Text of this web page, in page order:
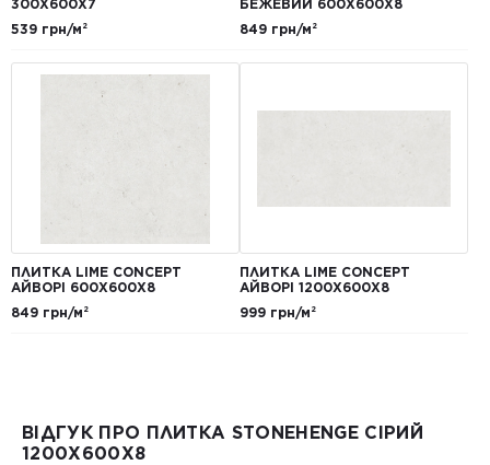
300Х600Х7
539 грн/м²
БЕЖЕВИЙ 600Х600Х8
849 грн/м²
ПЛИТКА LIME CONCEPT
АЙВОРІ 600Х600Х8
849 грн/м²
ПЛИТКА LIME CONCEPT
АЙВОРІ 1200Х600Х8
999 грн/м²
ВІДГУК ПРО ПЛИТКА STONEHENGE СІРИЙ
1200Х600Х8